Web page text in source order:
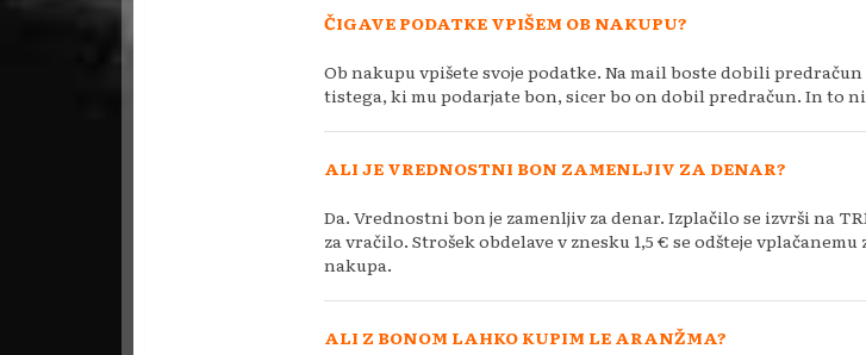
ČIGAVE PODATKE VPIŠEM OB NAKUPU?
Ob nakupu vpišete svoje podatke. Na mail boste dobili
tistega, ki mu podarjate bon, sicer bo on dobil predračun. In to
ALI JE VREDNOSTNI BON ZAMENLJIV ZA DENAR?
Da. Vrednostni bon je zamenljiv za denar. Izplačilo se izvrši na
za vračilo. Strošek obdelave v znesku 1,5 € se odšteje
nakupa.
ALI Z BONOM LAHKO KUPIM LE ARANŽMA?